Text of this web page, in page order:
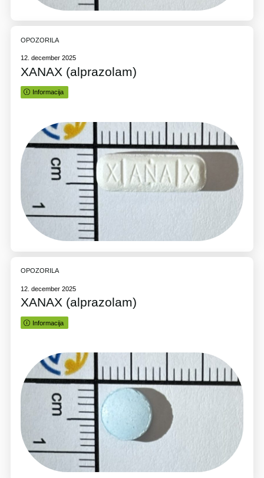
OPOZORILA
12. december 2025
XANAX (alprazolam)
Informacija
OPOZORILA
12. december 2025
XANAX (alprazolam)
Informacija